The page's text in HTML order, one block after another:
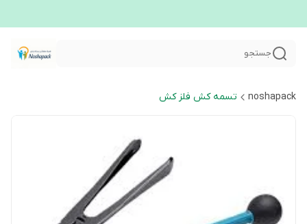
جستجو
noshapack تسمه کش فلز کش